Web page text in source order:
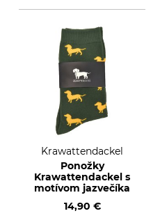
Krawattendackel
Ponožky
Krawattendackel s
motívom jazvečíka
14,90 €